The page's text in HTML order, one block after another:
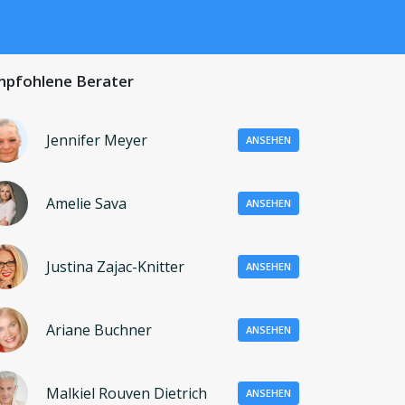
Berater
Jennifer Meyer ANSEHEN
Amelie Sava ANSEHEN
Justina Zajac-Knitter ANSEHEN
Ariane Buchner ANSEHEN
Malkiel Rouven Dietrich ANSEHEN